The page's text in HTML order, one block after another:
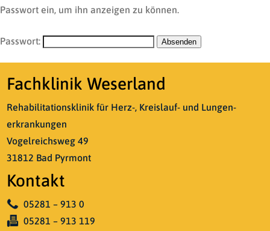
Ihre Unterbringung
Ihre Behandlung
Unser Team
Smart Clinic
Jobangebote
Broschüren
Ihre Freizeit
Reha mit Partner
Reha für Beihilfeberechtigte
Events
KONTAKT
Lage und Anfahrt
Passwort ein, um ihn anzeigen zu können.
Passwort:
Fachklinik Weserland
Rehabilitationsklinik für Herz-, Kreislauf- und Lungen­
erkrankungen
Vogelreichsweg 49
31812 Bad Pyrmont
Kontakt
05281 – 913 0
05281 – 913 119